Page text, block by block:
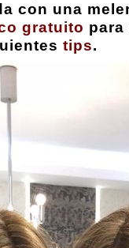
con una
gratuito para
tips.